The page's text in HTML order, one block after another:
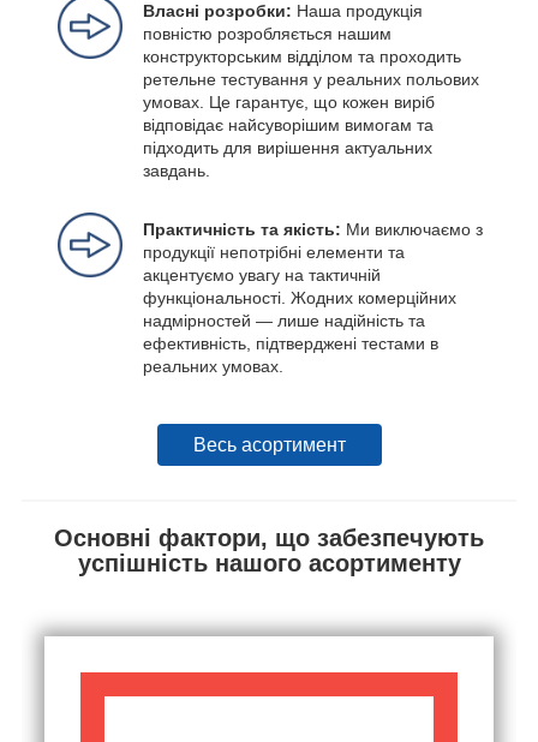
Власні розробки: Наша продукція
повністю розробляється нашим
конструкторським відділом та проходить
ретельне тестування у реальних польових
умовах. Це гарантує, що кожен виріб
відповідає найсуворішим вимогам та
підходить для вирішення актуальних
завдань.
Практичність та якість: Ми виключаємо з
продукції непотрібні елементи та
акцентуємо увагу на тактичній
функціональності. Жодних комерційних
надмірностей — лише надійність та
ефективність, підтверджені тестами в
реальних умовах.
Весь асортимент
Основні фактори, що забезпечують
успішність нашого асортименту